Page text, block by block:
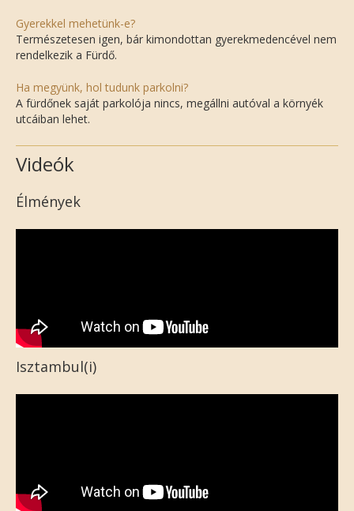
Gyerekkel mehetünk-e?
Természetesen igen, bár kimondottan gyerekmedencével nem
rendelkezik a Fürdő.
Ha megyünk, hol tudunk parkolni?
A fürdőnek saját parkolója nincs, megállni autóval a környék
utcáiban lehet.
Videók
Élmények
Isztambul(i)